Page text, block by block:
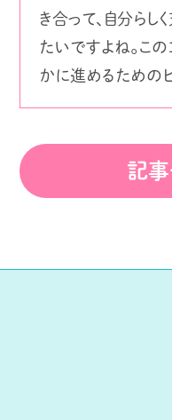
き合って、自分らし
たいですよね。こ
かに進めるための
記